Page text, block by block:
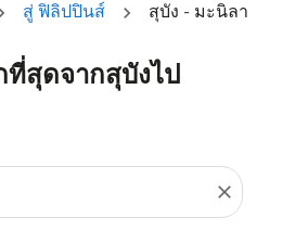
สู่ ฟิลิปปินส์ สุบัง - มะนิลา
สุดจากสุบังไป
close
คุณ (ต้นทางและ/หรือปลายทาง) หรื